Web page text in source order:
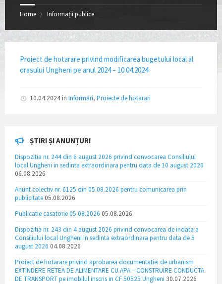
Home Informații publice
Proiect de hotarare privind modificarea bugetului local al
orasului Ungheni pe anul 2024 – 10.04.2024
10.04.2024in Informări, Proiecte de hotarari
ȘTIRI ȘI ANUNȚURI
Dispozitia nr. 244 din 6 august 2026 privind convocarea Consiliului
local Ungheni in sedinta extraordinara pentru data de 10 august 2026
06.08.2026
Anunt colectiv nr. 6125 din 05.08.2026 pentru comunicarea prin
publicitate 05.08.2026
Publicatie casatorie 05.08.2026 05.08.2026
Dispozitia nr. 243 din 4 august 2026 privind convocarea de indata a
Consiliului local Ungheni in sedinta extraordinara pentru data de 5
august 2026 04.08.2026
Proiect de hotarare privind aprobarea documentatiei de urbanism
EXTINDERE RETEA DE ALIMENTARE CU APA – CONSTRUIRE CONDUCTA
DE TRANSPORT pe imobilul inscris in CF 50525 Ungheni 30.07.2026